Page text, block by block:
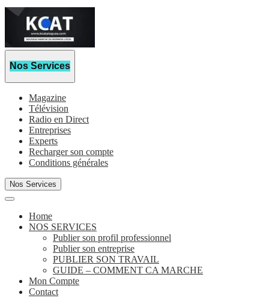
Nos Services
Magazine
Télévision
Radio en Direct
Entreprises
Experts
Recharger son compte
Conditions générales
Nos Services
Home
NOS SERVICES
Publier son profil professionnel
Publier son entreprise
PUBLIER SON TRAVAIL
GUIDE – COMMENT CA MARCHE
Mon Compte
Contact